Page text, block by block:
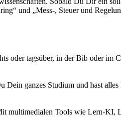
und „Mess-, Steuer und
oder tagsüber, in der Bib oder im
ganzes Studium und hast
multimedialen Tools wie Lern-